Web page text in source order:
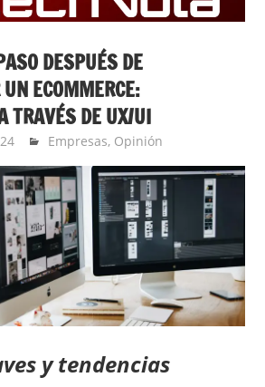
DESPUÉS DE
ECOMMERCE:
TRAVÉS DE UX/UI
Ernesto Herrera
Empresas, Opinión
y tendencias